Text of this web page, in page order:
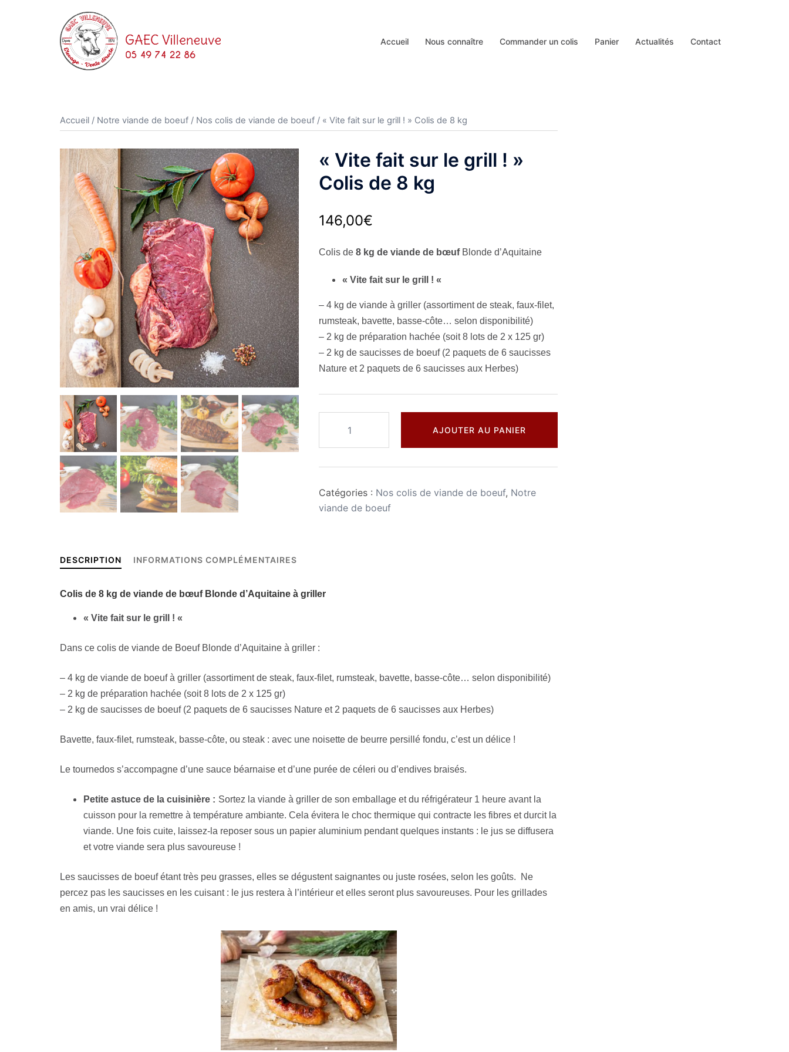
Accueil Nous connaître Commander un colis Panier Actualités Contact
Accueil / Notre viande de boeuf / Nos colis de viande de boeuf / « Vite fait sur le grill ! » Colis de 8 kg
« Vite fait sur le grill ! »
Colis de 8 kg
146,00€
Colis de 8 kg de viande de bœufBlonde d’Aquitaine
« Vite fait sur le grill ! «
– 4 kg de viande à griller (assortiment de steak, faux-filet,
rumsteak, bavette, basse-côte… selon disponibilité)
– 2 kg de préparation hachée (soit 8 lots de 2 x 125 gr)
– 2 kg de saucisses de boeuf (2 paquets de 6 saucisses
Nature et 2 paquets de 6 saucisses aux Herbes)
"Vite
fait
le
grill
AJOUTER AU PANIER
Catégories : Nos colis de viande de boeuf, Notre
viande de boeuf
DESCRIPTION INFORMATIONS COMPLÉMENTAIRES
Colis de 8 kg de viande de bœufBlonde d’Aquitaine à griller
« Vite fait sur le grill ! «
Dans ce colis de viande de Boeuf Blonde d’Aquitaine à griller :
– 4 kg de viande de boeuf à griller (assortiment de steak, faux-filet, rumsteak, bavette, basse-côte… selon disponibilité)
– 2 kg de préparation hachée (soit 8 lots de 2 x 125 gr)
– 2 kg de saucisses de boeuf (2 paquets de 6 saucisses Nature et 2 paquets de 6 saucisses aux Herbes)
Bavette, faux-filet, rumsteak, basse-côte, ou steak : avec une noisette de beurre persillé fondu, c’est un délice !
Le tournedos s’accompagne d’une sauce béarnaise et d’une purée de céleri ou d’endives braisés.
Petite astuce de la cuisinière : Sortez la viande à griller de son emballage et du réfrigérateur 1 heure avant la
cuisson pour la remettre à température ambiante. Cela évitera le choc thermique qui contracte les fibres et durcit la
viande. Une fois cuite, laissez-la reposer sous un papier aluminium pendant quelques instants : le jus se diffusera
et votre viande sera plus savoureuse !
Les saucisses de boeuf étant très peu grasses, elles se dégustent saignantes ou juste rosées, selon les goûts. Ne
percez pas les saucisses en les cuisant : le jus restera à l’intérieur et elles seront plus savoureuses. Pour les grillades
en amis, un vrai délice !